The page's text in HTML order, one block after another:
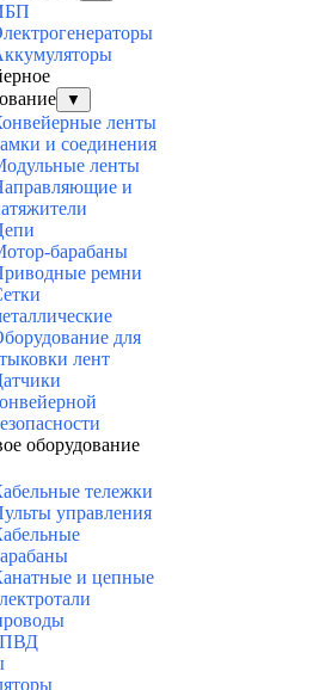
▼
ленты
и соединения
ленты
и
барабаны
ремни
для
лент
оборудование
тележки
управления
и цепные